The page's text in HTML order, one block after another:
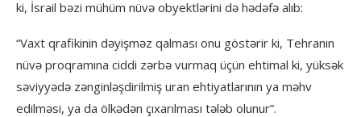
ki, İsrail bəzi mühüm nüvə obyektlərini də hədəfə alıb:
“Vaxt qrafikinin dəyişməz qalması onu göstərir ki, Tehranın
nüvə proqramına ciddi zərbə vurmaq üçün ehtimal ki, yüksək
səviyyədə zənginləşdirilmiş uran ehtiyatlarının ya məhv
edilməsi, ya da ölkədən çıxarılması tələb olunur”.